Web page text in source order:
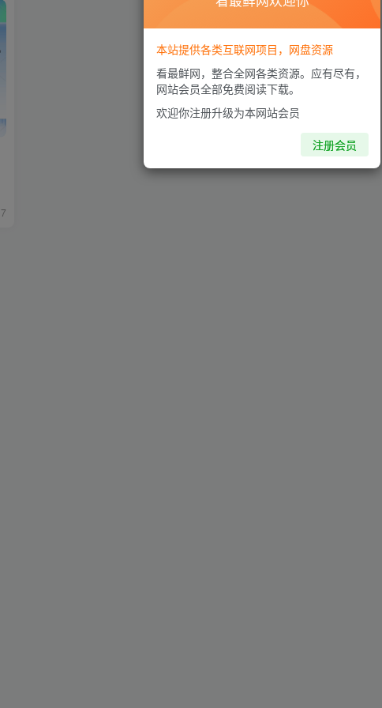
7
本站提供各类互联网项目，网盘资源
看最鲜网，整合全网各类资源。应有尽有，
网站会员全部免费阅读下载。
欢迎你注册升级为本网站会员
注册会员